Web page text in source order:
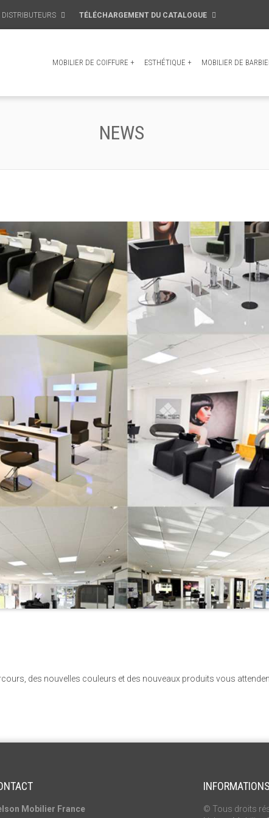
DISTRIBUTEURS TÉLÉCHARGEMENT DU CATALOGUE
MOBILIER DE COIFFURE + ESTHÉTIQUE + MOBILIER DE
NEWS
des nouvelles couleurs et des nouveaux produits vous
Mobilier France
INFORMATIONS
© Tous droits